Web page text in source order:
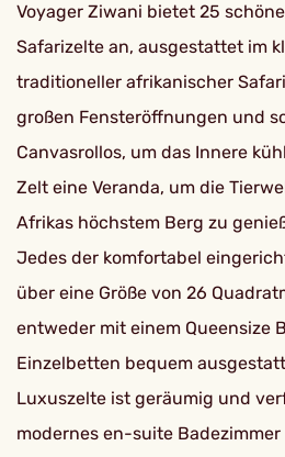
Voyager Ziwani bietet 25
Safarizelte an, ausgestattet im
traditioneller afrikanischer
großen Fensteröffnungen und
Canvasrollos, um das Innere
Zelt eine Veranda, um die
Afrikas höchstem Berg zu
Jedes der komfortabel
über eine Größe von 26
entweder mit einem Queensize
Einzelbetten bequem
Luxuszelte ist geräumig und
modernes en-suite